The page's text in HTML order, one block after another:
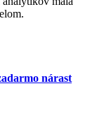
nárast